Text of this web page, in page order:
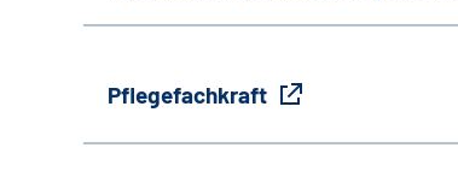
Pflegefachkraft